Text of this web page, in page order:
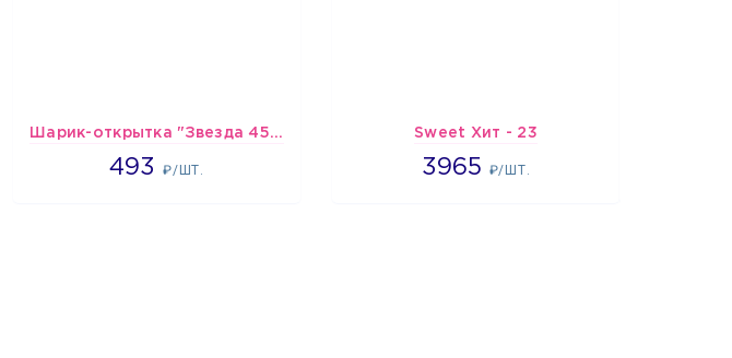
Шарик-открытка "Звезда 45 см" №1
493₽/ШТ.
493 Sweet Хит - 23
3965 ₽/ШТ.
3965